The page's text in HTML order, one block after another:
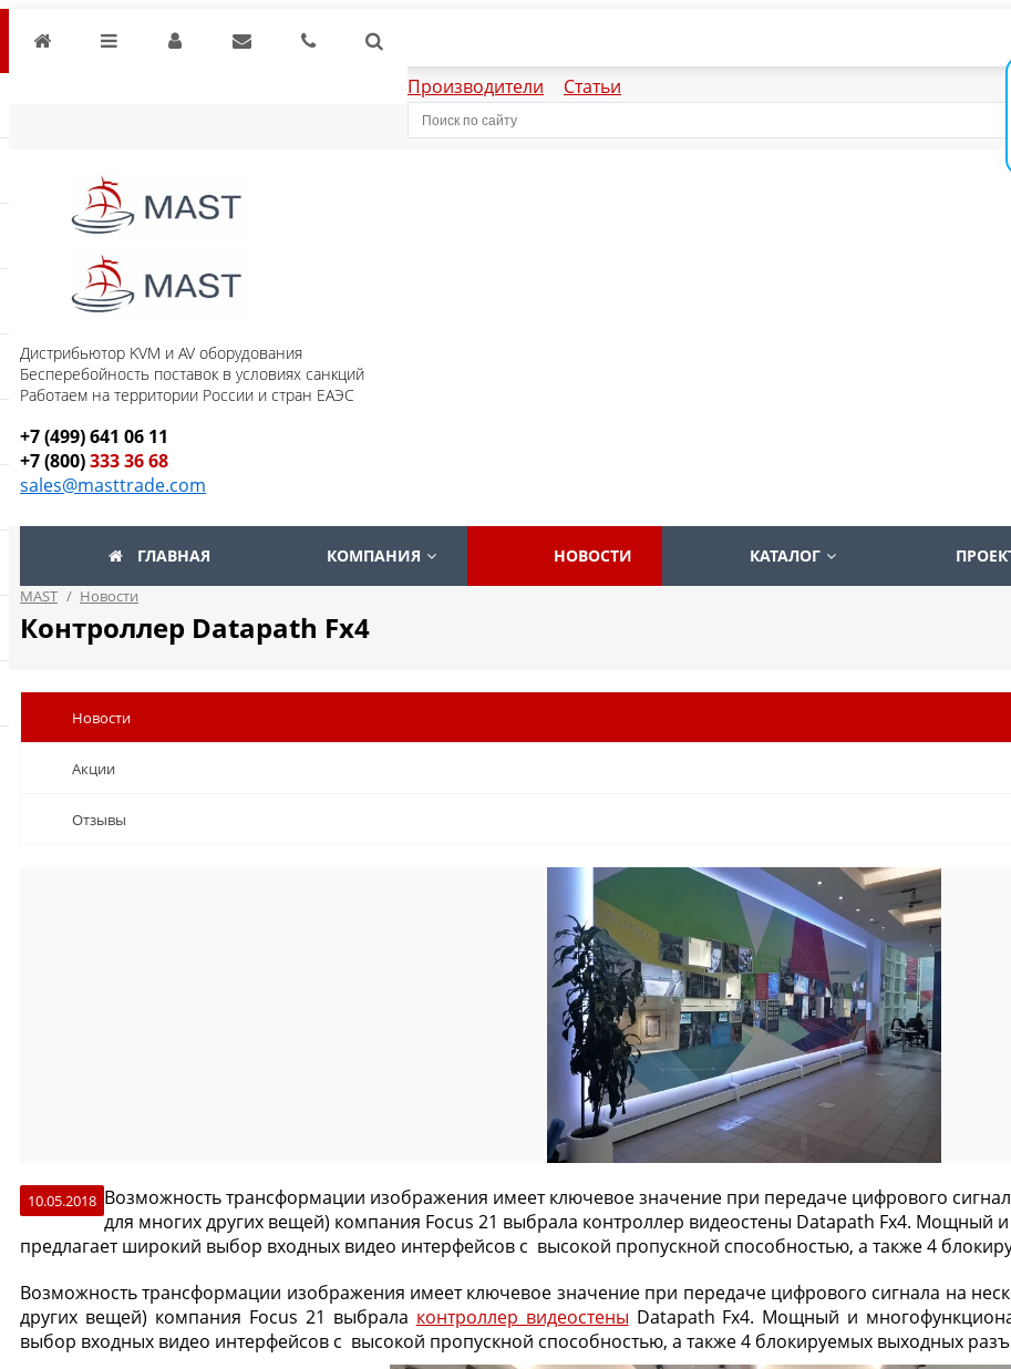
Производители Статьи
Дистрибьютор KVM и AV оборудования
Бесперебойность поставок в условиях санкций
Работаем на территории России и стран ЕАЭС
+7 (499) 641 06 11
+7 (800)333 36 68
sales@masttrade.com
ГЛАВНАЯ КОМПАНИЯ НОВОСТИ КАТАЛОГ
MAST / Новости
Контроллер Datapath Fx4
Новости
Акции
Отзывы
10.05.2018 Возможность трансформации изображения имеет ключевое значение при передаче цифрового
для многих других вещей) компания Focus 21 выбрала контроллер видеостены Datapath Fx4. Мощный
предлагает широкий выбор входных видео интерфейсов с высокой пропускной способностью, а также 4
Возможность трансформации изображения имеет ключевое значение при передаче цифрового сигнала на
других вещей) компания Focus 21 выбрала контроллер видеостены Datapath Fx4. Мощный и
выбор входных видео интерфейсов с высокой пропускной способностью, а также 4 блокируемых выходных